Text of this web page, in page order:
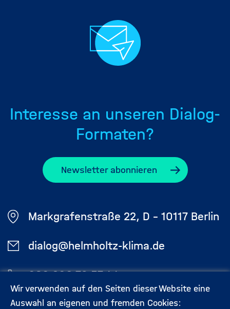
Wir verwenden auf den Seiten dieser Website eine
Auswahl an eigenen und fremden Cookies:
Interesse an unseren Dialog-
Formaten?
Newsletter abonnieren
Markgrafenstraße 22, D - 10117 Berlin
dialog@helmholtz-klima.de
030 206 79 57 44